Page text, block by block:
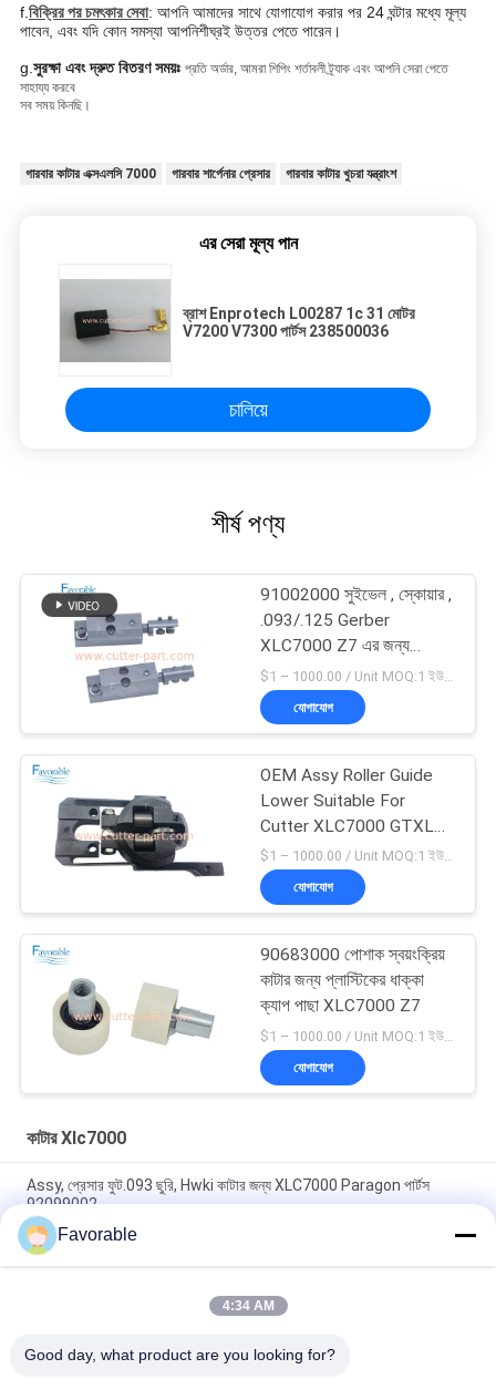
f. বিক্রির পর চমৎকার সেবা: আপনি আমাদের সাথে যোগাযোগ করার পর 24 ঘন্টার মধ্যে মূল্য
পাবেন, এবং যদি কোন সমস্যা আপনিশীঘ্রই উত্তর পেতে পারেন।
g. সুরক্ষা এবং দ্রুত বিতরণ সময়ঃ প্রতি অর্ডার, আমরা শিপিং শর্তাবলী ট্র্যাক এবং আপনি সেরা পেতে
সাহায্য করবে
সব সময় কিনছি।
গারবার কাটার এক্সএলসি 7000 গারবার শার্পেনার প্রেসার গারবার কাটার খুচরা যন্ত্রাংশ
এর সেরা মূল্য পান
ব্রাশ Enprotech L00287 1c 31 মোটর
V7200 V7300 পার্টস 238500036
চালিয়ে
শীর্ষ পণ্য
91002000 সুইভেল , স্কোয়ার ,
.093/.125 Gerber
XLC7000 Z7 এর জন্য
উপযুক্ত
যোগাযোগ
OEM Assy Roller Guide
Lower Suitable For
Cutter XLC7000 GTXL
পার্ট 94065000
$1 – 1000.00 / Unit MOQ:1 ইউনিট/ইউনিট অবহেলিত
যোগাযোগ
90683000 পোশাক স্বয়ংক্রিয়
কাটার জন্য প্লাস্টিকের ধাক্কা
ক্যাপ পাছা XLC7000 Z7
$1 – 1000.00 / Unit MOQ:1 ইউনিট/ইউনিট অবহেলিত
যোগাযোগ
কাটার Xlc7000
Assy, প্রেসার ফুট.093 ছুরি, Hwki কাটার জন্য XLC7000 Paragon পার্টস
92099002
90565000 বেল্ট ক্ল্যাম্প ক্যাপ মোবাইল অটো কাটার XLC7000 / Z7 এর জন্য
উপযুক্ত
অটো কাটার জন্য Wendon W40-3-104 রটার স্লিপিং যোগাযোগ করুন XCL7000
Favorable
4:34 AM
Good day, what product are you looking for?